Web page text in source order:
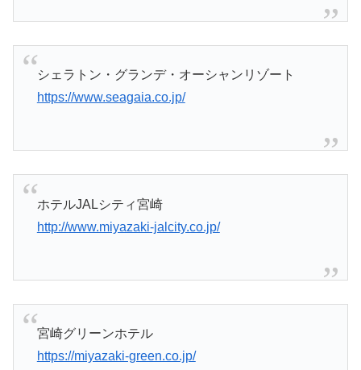
シェラトン・グランデ・オーシャンリゾート
https://www.seagaia.co.jp/
ホテルJALシティ宮崎
http://www.miyazaki-jalcity.co.jp/
宮崎グリーンホテル
https://miyazaki-green.co.jp/